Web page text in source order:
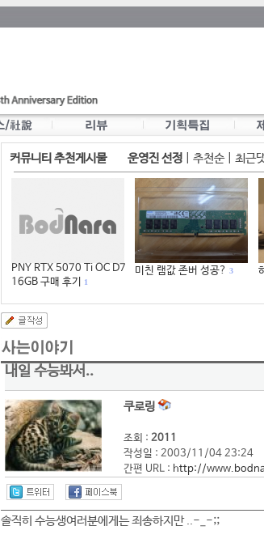
커뮤니티 추천게시물 운영진 선정 추천순| 최근
PNY RTX 5070 Ti OC D7
16GB 구매 후기
1
미친 램값 존버 성공? 3
내일 수능봐서..
쿠로링
조회 : 2011
작성일 : 2003/11/04 23:24
간편 URL : http://
솔직히 수능생여러분에게는 죄송하지만 ..-_-;;